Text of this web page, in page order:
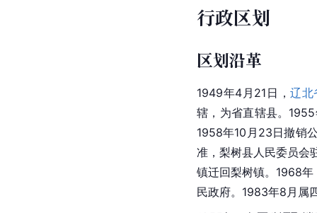
梨树县农作物主要病害
减产1200万公斤。
行政区划
区划沿革